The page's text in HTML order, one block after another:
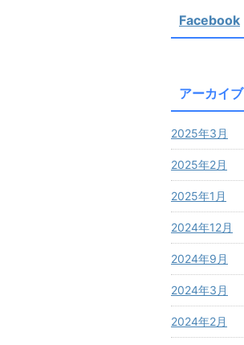
Facebook
アーカイブ
2025年3月
2025年2月
2025年1月
2024年12月
2024年9月
2024年3月
2024年2月